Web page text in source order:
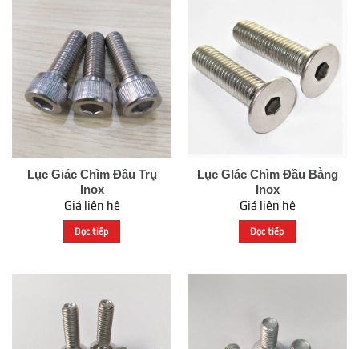
Lục Giác Chìm Đầu Trụ
Inox
Giá liên hệ
Đọc tiếp
Lục GIác Chìm Đầu Bằng
Inox
Giá liên hệ
Đọc tiếp